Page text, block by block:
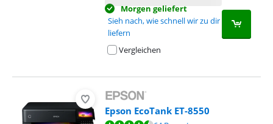
Morgen geliefert
Sieh nach, wie schnell wir zu dir
liefern
Vergleichen
Epson EcoTank ET-8550